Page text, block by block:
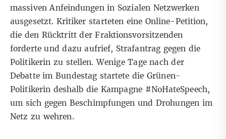
massiven Anfeindungenin Sozialen Netzwerken
ausgesetzt. Kritiker starteten eine Online-Petition,
die den Rücktritt der Fraktionsvorsitzenden
forderte und dazu aufrief, Strafantrag gegen die
Politikerin zu stellen. Wenige Tage nach der
Debatte im Bundestag startete die Grünen-
Politikerin deshalb die Kampagne #NoHateSpeech,
um sich gegen Beschimpfungen und Drohungen im
Netz zu wehren.